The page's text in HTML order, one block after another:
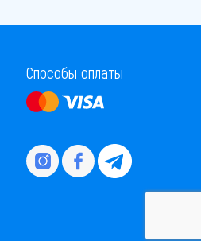
Способы оплаты